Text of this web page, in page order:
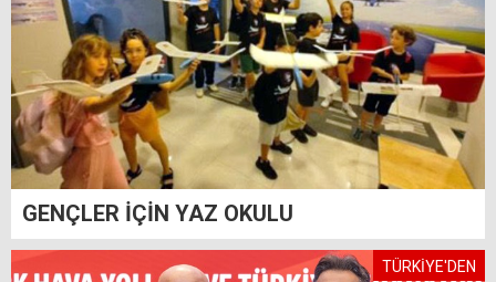
GENÇLER İÇİN YAZ OKULU
TÜRKİYE'DEN